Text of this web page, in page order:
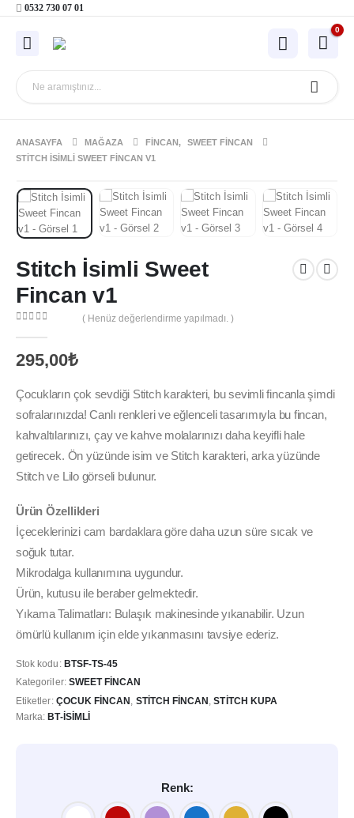
0532 730 07 01
0
ANASAYFA MAĞAZA FINCAN,
SWEET FINCAN
STITCH İSIMLI SWEET FINCAN V1
Stitch İsimli Sweet
Fincan v1
( Henüz değerlendirme yapılmadı. )
295,00₺
Çocukların çok sevdiği Stitch karakteri, bu sevimli fincanla şimdi
sofralarınızda! Canlı renkleri ve eğlenceli tasarımıyla bu fincan,
kahvaltılarınızı, çay ve kahve molalarınızı daha keyifli hale
getirecek. Ön yüzünde isim ve Stitch karakteri, arka yüzünde
Stitch ve Lilo görseli bulunur.
Ürün Özellikleri
İçeceklerinizi cam bardaklara göre daha uzun süre sıcak ve
soğuk tutar.
Mikrodalga kullanımına uygundur.
Ürün, kutusu ile beraber gelmektedir.
Yıkama Talimatları: Bulaşık makinesinde yıkanabilir. Uzun
ömürlü kullanım için elde yıkanmasını tavsiye ederiz.
Stok kodu: BTSF-TS-45
Kategoriler: SWEET FINCAN
Etiketler: ÇOCUK FINCAN , STITCH FINCAN ,STITCH KUPA
Marka: BT-İSIMLI
Renk